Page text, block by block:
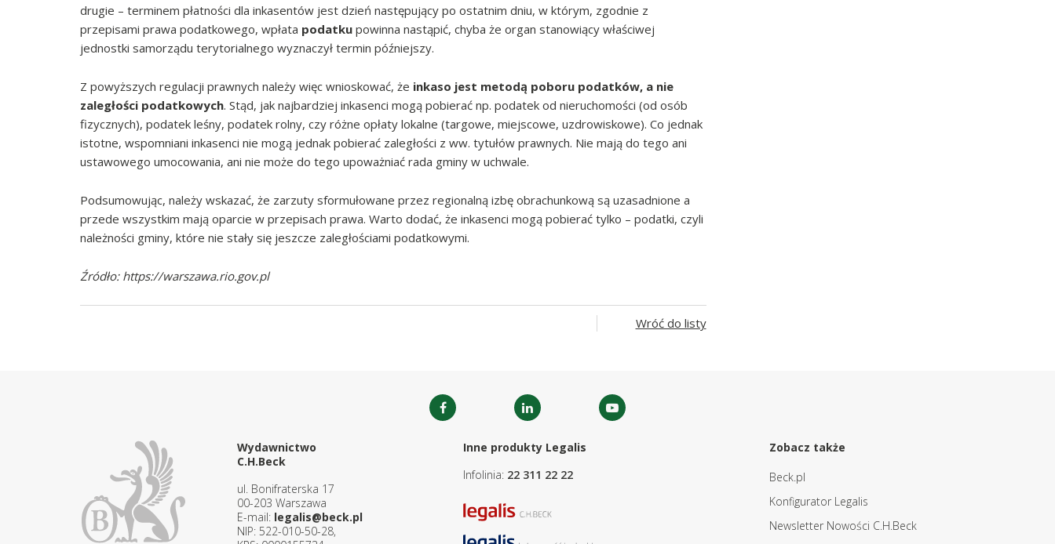
drugie – terminem płatności dla inkasentów jest dzień następujący po ostatnim dniu, w którym, zgodnie z
przepisami prawa podatkowego, wpłata podatku powinna nastąpić, chyba że organ stanowiący właściwej
jednostki samorządu terytorialnego wyznaczył termin późniejszy.
Z powyższych regulacji prawnych należy więc wnioskować, że inkaso jest metodą poboru podatków, a nie
zaległości podatkowych. Stąd, jak najbardziej inkasenci mogą pobierać np. podatek od nieruchomości (od osób
fizycznych), podatek leśny, podatek rolny, czy różne opłaty lokalne (targowe, miejscowe, uzdrowiskowe). Co jednak
istotne, wspomniani inkasenci nie mogą jednak pobierać zaległości z ww. tytułów prawnych. Nie mają do tego ani
ustawowego umocowania, ani nie może do tego upoważniać rada gminy w uchwale.
Podsumowując, należy wskazać, że zarzuty sformułowane przez regionalną izbę obrachunkową są uzasadnione a
przede wszystkim mają oparcie w przepisach prawa. Warto dodać, że inkasenci mogą pobierać tylko – podatki, czyli
należności gminy, które nie stały się jeszcze zaległościami podatkowymi.
Źródło: https://warszawa.rio.gov.pl
Wróć do listy
Wydawnictwo
C.H.Beck
ul. Bonifraterska 17
00-203 Warszawa
E-mail: legalis@beck.pl
NIP: 522-010-50-28,
Inne produkty Legalis
Infolinia: 22 311 22 22
Zobacz także
Beck.pl
Konfigurator Legalis
Newsletter Nowości C.H.Beck